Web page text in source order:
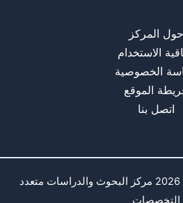
حول المركز
الاستخدام
الخصوصية
الموقع
اتصل بنا
جميع الحقوق محفوظة © 2026 مركز البحوث والدراسات متعدد
التخصصات